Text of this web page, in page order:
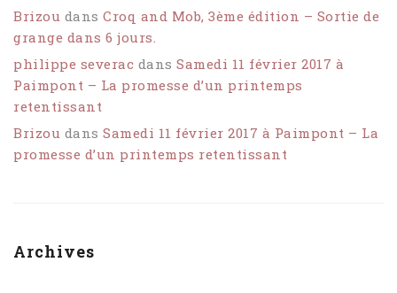
Brizou dans Croq and Mob, 3ème édition – Sortie de
grange dans 6 jours.
philippe severac dans Samedi 11 février 2017 à
Paimpont – La promesse d’un printemps
retentissant
Brizou dans Samedi 11 février 2017 à Paimpont – La
promesse d’un printemps retentissant
Archives